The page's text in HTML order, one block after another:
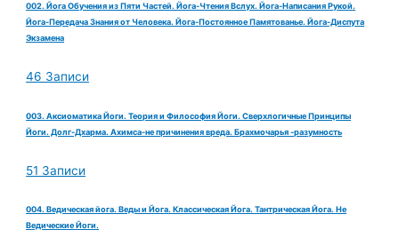
002. Йога Обучения из Пяти Частей. Йога-Чтения Вслух. Йога-Написания Рукой.
Йога-Передача Знания от Человека. Йога-Постоянное Памятованье. Йога-Диспута
Экзамена
46 Записи
003. Аксиоматика Йоги. Теория и Философия Йоги. Сверхлогичные Принципы
Йоги. Долг-Дхарма. Ахимса-не причинения вреда. Брахмочарья -разумность
51 Записи
004. Ведическая йога. Веды и Йога. Классическая Йога. Тантрическая Йога. Не
Ведические Йоги.